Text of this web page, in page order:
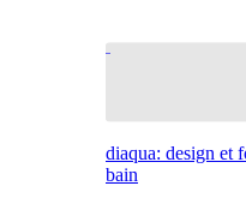
diaqua: design et
bain